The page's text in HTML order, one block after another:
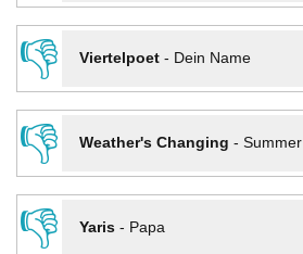
👎
Viertelpoet- Dein Name
👎
Weather's Changing - Summer
👎
Yaris- Papa